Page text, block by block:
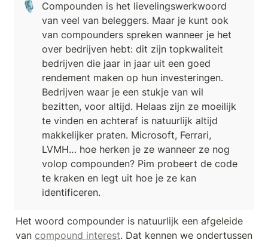
🎙️
Compounden is het lievelingswerkwoord
van veel van beleggers. Maar je kunt ook
van compounders spreken wanneer je het
over bedrijven hebt: dit zijn topkwaliteit
bedrijven die jaar in jaar uit een goed
rendement maken op hun investeringen.
Bedrijven waar je een stukje van wil
bezitten, voor altijd. Helaas zijn ze moeilijk
te vinden en achteraf is natuurlijk altijd
makkelijker praten. Microsoft, Ferrari,
LVMH… hoe herken je ze wanneer ze nog
volop compounden? Pim probeert de code
te kraken en legt uit hoe je ze kan
identificeren.
Het woord compounder is natuurlijk een afgeleide
van compound interest. Dat kennen we ondertussen